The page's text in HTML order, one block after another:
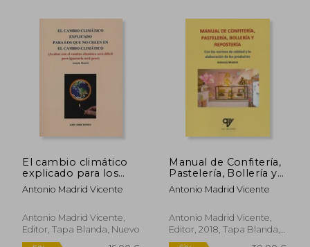
dcto. 26,60 € dcto.
El cambio climático
explicado para los
que no creen en el
cambio climático
Antonio Madrid Vicente
Antonio Madrid Vicente,
Editor, Tapa Blanda, Nuevo
Manual de Confitería,
Pastelería, Bollería y
Repostería
Antonio Madrid Vicente
Antonio Madrid Vicente,
Editor, 2018, Tapa Blanda,
Nuevo